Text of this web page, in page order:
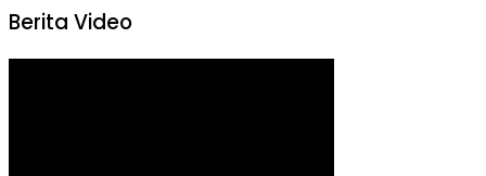
Berita Video